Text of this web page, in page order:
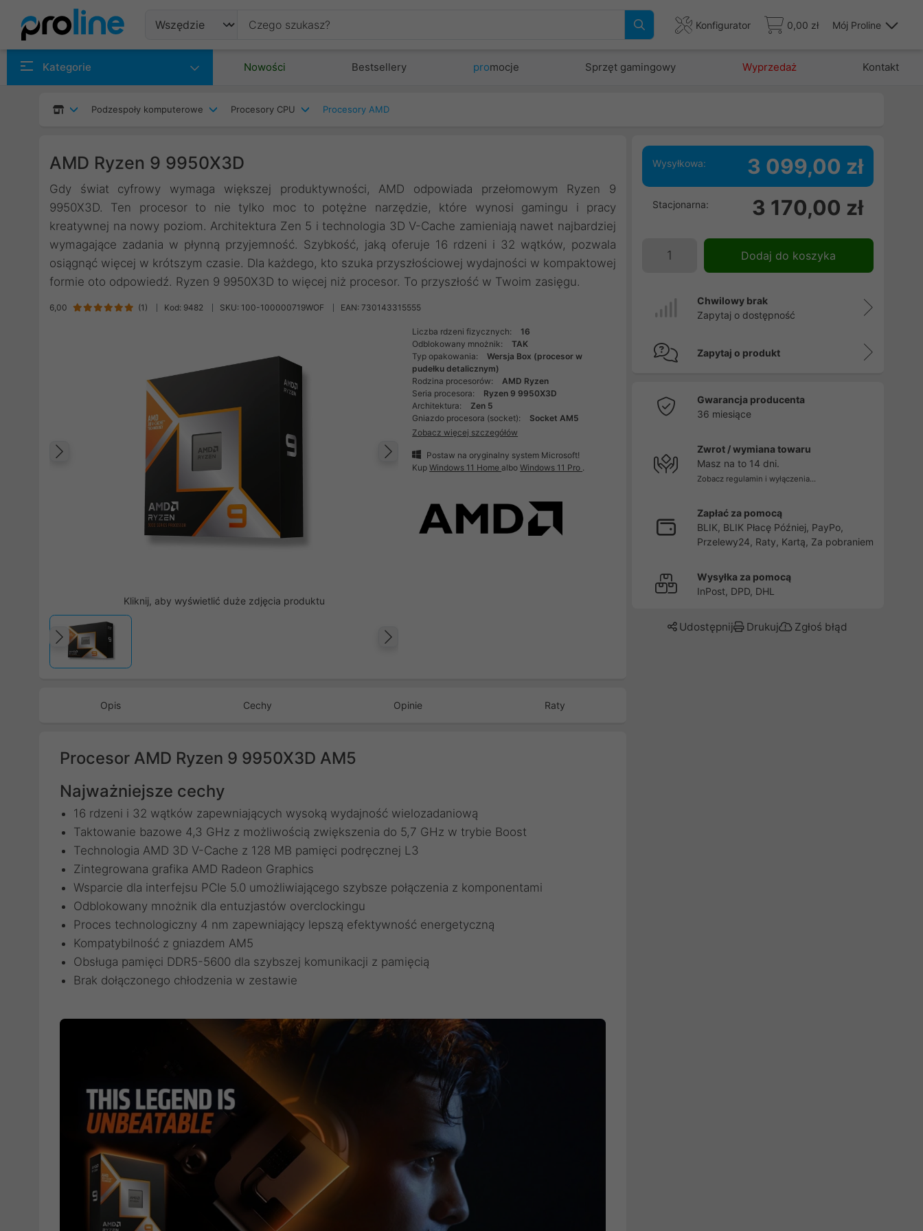
Konfigurator 0,00 zł Mój Proline
Kategorie Nowości Bestsellery promocje Sprzęt gamingowy Wyprzedaż Kontakt
Podzespoły komputerowe Procesory CPU Procesory AMD
AMD Ryzen 9 9950X3D
Gdy świat cyfrowy wymaga większej produktywności, AMD odpowiada przełomowym Ryzen 9
9950X3D. Ten procesor to nie tylko moc to potężne narzędzie, które wynosi gamingu i pracy
kreatywnej na nowy poziom. Architektura Zen 5 i technologia 3D V-Cache zamieniają nawet najbardziej
wymagające zadania w płynną przyjemność. Szybkość, jaką oferuje 16 rdzeni i 32 wątków, pozwala
osiągnąć więcej w krótszym czasie. Dla każdego, kto szuka przyszłościowej wydajności w kompaktowej
formie oto odpowiedź. Ryzen 9 9950X3D to więcej niż procesor. To przyszłość w Twoim zasięgu.
6,00 (1 ) Kod: 9482 SKU: 100-100000719WOF EAN: 730143315555
Następny
Poprzedni
Kliknij, aby wyświetlić duże zdjęcia produktu
Poprzedni
Liczba rdzeni fizycznych:
16
Odblokowany mnożnik:
TAK
Typ opakowania:
Wersja Box (procesor w
pudełku detalicznym)
Rodzina procesorów:
AMD Ryzen
Seria procesora:
Ryzen 9 9950X3D
Architektura:
Zen 5
Gniazdo procesora (socket):
Socket AM5
Zobacz więcej szczegółów
Postaw na oryginalny system Microsoft!
KupWindows 11 HomealboWindows 11 Pro .
Opis Cechy Opinie Raty
Procesor AMD Ryzen 9 9950X3D AM5
Najważniejsze cechy
16 rdzeni i 32 wątków zapewniających wysoką wydajność wielozadaniową
Taktowanie bazowe 4,3 GHz z możliwością zwiększenia do 5,7 GHz w trybie Boost
Technologia AMD 3D V-Cache z 128 MB pamięci podręcznej L3
Zintegrowana grafika AMD Radeon Graphics
Wsparcie dla interfejsu PCIe 5.0 umożliwiającego szybsze połączenia z komponentami
Odblokowany mnożnik dla entuzjastów overclockingu
Proces technologiczny 4 nm zapewniający lepszą efektywność energetyczną
Kompatybilność z gniazdem AM5
Obsługa pamięci DDR5-5600 dla szybszej komunikacji z pamięcią
Brak dołączonego chłodzenia w zestawie
Wysyłkowa: 3 099,00 zł
Stacjonarna: 3 170,00 zł
Dodaj do koszyka
Chwilowy brak
Zapytaj o dostępność
Zapytaj o produkt
Gwarancja producenta
36 miesiące
Zwrot / wymiana towaru
Masz na to 14 dni.
Zobacz regulamin i wyłączenia...
Zapłać za pomocą
BLIK, BLIK Płacę Później, PayPo,
Przelewy24, Raty, Kartą, Za pobraniem
Wysyłka za pomocą
InPost, DPD, DHL
Udostępnij Drukuj Zgłoś błąd